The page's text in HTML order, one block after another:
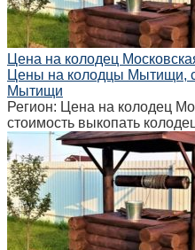
Цена на колодец
Цены на колодцы Мытищи,
Мытищи
Регион: Цена на колодец
стоимость выкопать